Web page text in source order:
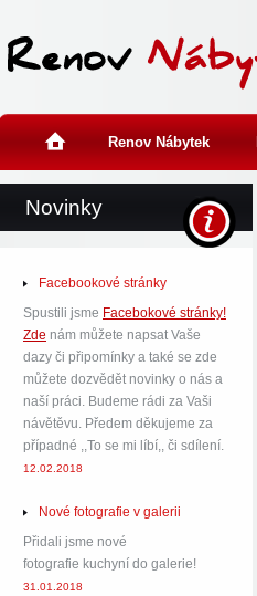
Renov Nábytek
Novinky
Facebookové stránky
Spustili jsme Facebokové stránky!
Zde nám můžete napsat Vaše
dazy či připomínky a také se zde
můžete dozvědět novinky o nás a
naší práci. Budeme rádi za Vaši
návětěvu. Předem děkujeme za
případné ,,To se mi líbí,, či sdílení.
12.02.2018
Nové fotografie v galerii
Přidali jsme nové
fotografie kuchyní do galerie!
31.01.2018